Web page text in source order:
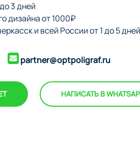
3 дней
дизайна от 1000₽
и всей России от 1 до 5 дней
partner@optpoligraf.ru
НАПИСАТЬ В